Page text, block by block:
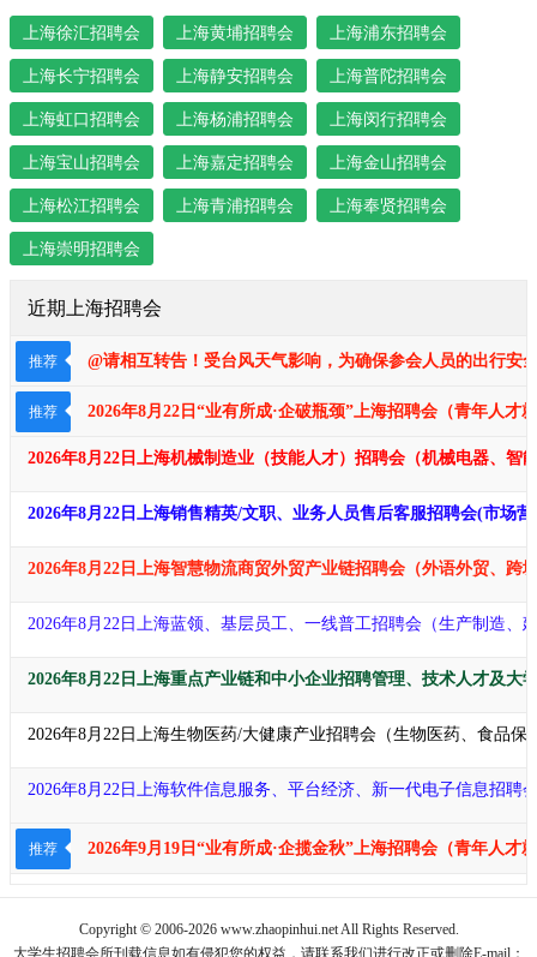
上海徐汇招聘会 上海黄埔招聘会 上海浦东招聘会
上海长宁招聘会 上海静安招聘会 上海普陀招聘会
上海虹口招聘会 上海杨浦招聘会 上海闵行招聘会
上海宝山招聘会 上海嘉定招聘会 上海金山招聘会
上海松江招聘会 上海青浦招聘会 上海奉贤招聘会
上海崇明招聘会
近期上海招聘会
推荐 @请相互转告！受台风天气影响，为确保参会人员的出行安
推荐 2026年8月22日“业有所成·企破瓶颈​​​”上海招聘会（青年人才
2026年8月22日上海机械制造业（技能人才）招聘会（机械电器、智
2026年8月22日上海销售精英/文职、业务人员售后客服招聘会(市场
2026年8月22日上海智慧物流商贸外贸产业链招聘会（外语外贸、跨
2026年8月22日上海蓝领、基层员工、一线普工招聘会（生产制造、
2026年8月22日上海重点产业链和中小企业招聘管理、技术人才及大
2026年8月22日上海生物医药/大健康产业招聘会（生物医药、食品保
2026年8月22日上海软件信息服务、平台经济、新一代电子信息招聘
推荐 2026年9月19日“业有所成·企揽金秋​​​​”上海招聘会（青年人才
Copyright © 2006-2026 www.zhaopinhui.net All Rights Reserved.
大学生招聘会所刊载信息如有侵犯您的权益，请联系我们进行改正或删除E-mail：